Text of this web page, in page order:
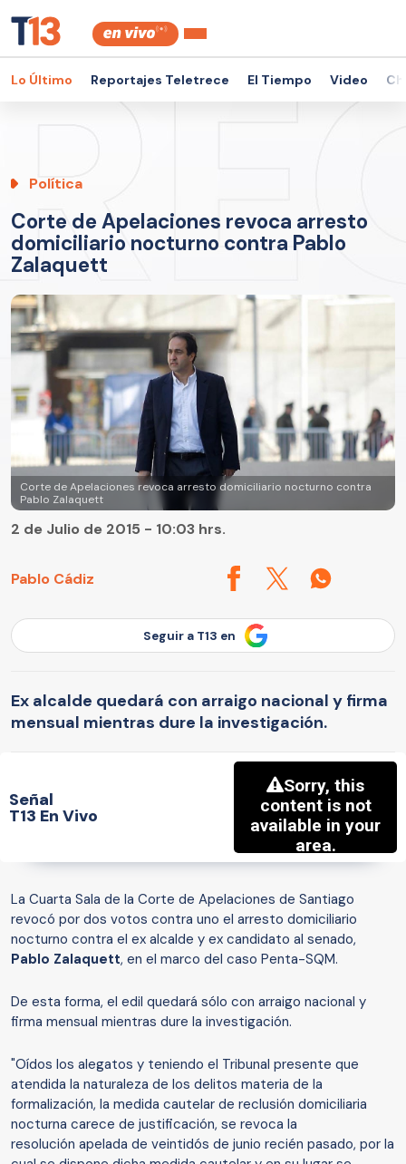
Lo Último Reportajes Teletrece El Tiempo Video
Política
Corte de Apelaciones revoca arresto
domiciliario nocturno contra Pablo
Zalaquett
Corte de Apelaciones revoca arresto domiciliario nocturno contra
Pablo Zalaquett
Pablo Cádiz
2 de Julio de 2015 - 10:03 hrs.
Seguir a T13 en
Ex alcalde quedará con arraigo nacional y firma
mensual mientras dure la investigación.
Señal
T13 En Vivo
La Cuarta Sala de la Corte de Apelaciones de Santiago
revocó por dos votos contra uno el arresto domiciliario
nocturno contra el ex alcalde y ex candidato al senado,
Pablo Zalaquett, en el marco del caso Penta-SQM.
De esta forma, el edil quedará sólo con arraigo nacional y
firma mensual mientras dure la investigación.
"Oídos los alegatos y teniendo el Tribunal presente que
atendida la naturaleza de los delitos materia de la
formalización, la medida cautelar de reclusión domiciliaria
nocturna carece de justificación, se revoca la
resolución apelada de veintidós de junio recién pasado, por la